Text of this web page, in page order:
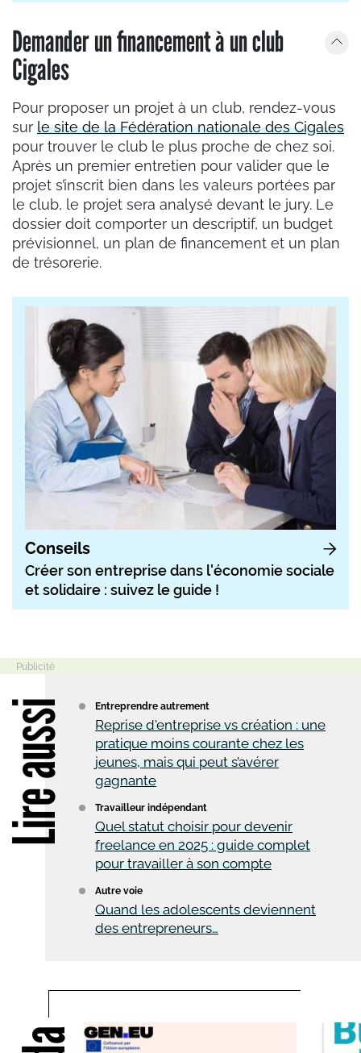
Demander un financement à un club
Cigales
Pour proposer un projet à un club, rendez-vous
sur le site de la Fédération nationale des Cigales
pour trouver le club le plus proche de chez soi.
Après un premier entretien pour valider que le
projet s’inscrit bien dans les valeurs portées par
le club, le projet sera analysé devant le jury. Le
dossier doit comporter un descriptif, un budget
prévisionnel, un plan de financement et un plan
de trésorerie.
Conseils
Créer son entreprise dans l'économie sociale
et solidaire : suivez le guide !
Entreprendre autrement
Reprise d'entreprise vs création : une
pratique moins courante chez les
jeunes, mais qui peut s’avérer
gagnante
Travailleur indépendant
Quel statut choisir pour devenir
freelance en 2025 : guide complet
pour travailler à son compte
Autre voie
Quand les adolescents deviennent
des entrepreneurs…